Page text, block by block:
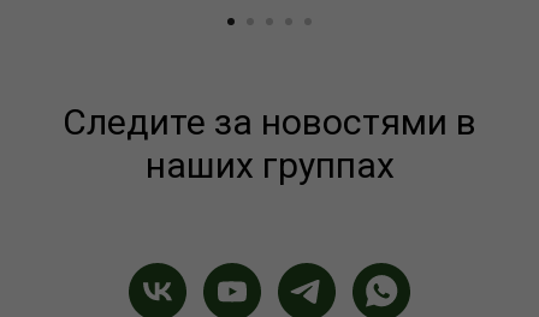
Следите за новостями в
наших группах